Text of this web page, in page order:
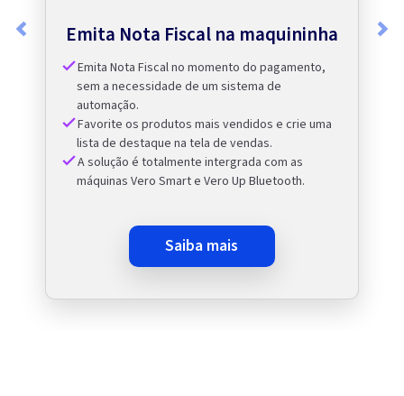
Emita Nota Fiscal na maquininha
Emita Nota Fiscal no momento do pagamento,
sem a necessidade de um sistema de
automação.
Favorite os produtos mais vendidos e crie uma
lista de destaque na tela de vendas.
A solução é totalmente intergrada com as
máquinas Vero Smart e Vero Up Bluetooth.
saiba mais
Previous